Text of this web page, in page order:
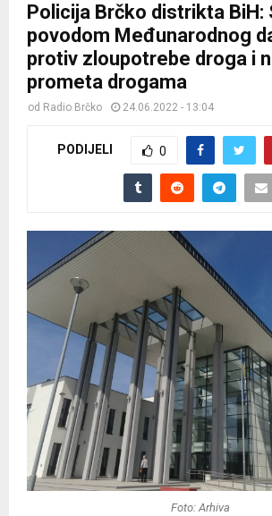
Policija Brčko distrikta BiH:
povodom Međunarodnog
protiv zloupotrebe droga i
prometa drogama
od Radio Brčko 24.06.2022 - 13:04
PODIJELI 0
Foto: Arhiva